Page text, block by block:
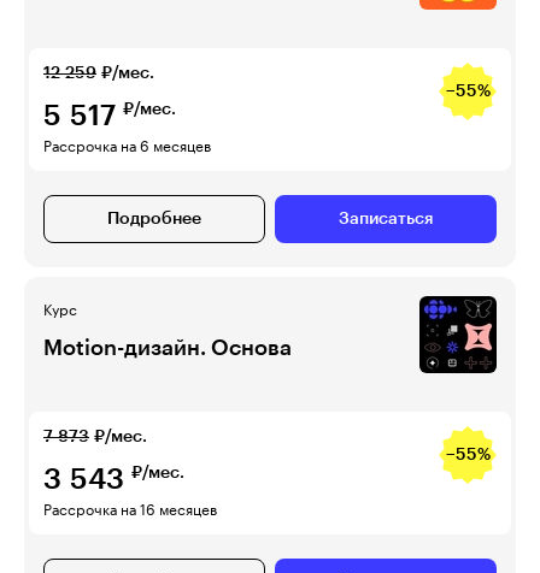
12 259 ₽/мес.
−55%
5 517 ₽/мес.
Рассрочка на 6 месяцев
Подробнее Записаться
Курс
Motion-дизайн. Основа
7 873 ₽/мес.
−55%
3 543 ₽/мес.
Рассрочка на 16 месяцев